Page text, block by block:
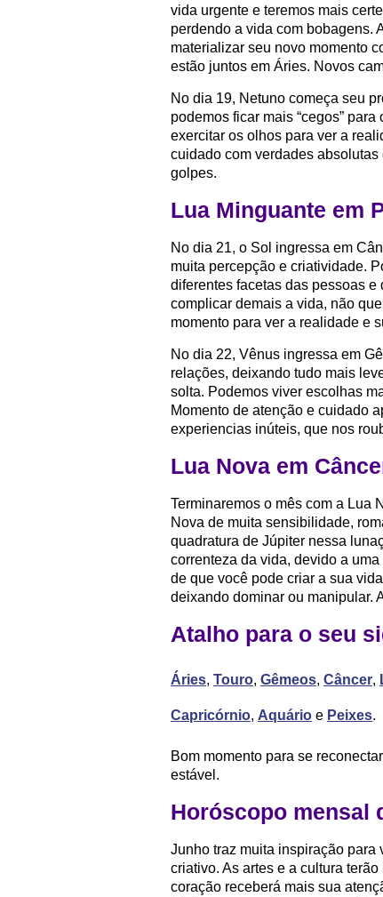
vida urgente e teremos mais
perdendo a vida com bobagens.
materializar seu novo momento
estão juntos em Áries. Novos
No dia 19, Netuno começa seu
podemos ficar mais “cegos”
exercitar os olhos para ver a
cuidado com verdades
golpes.
Lua Minguante em
No dia 21, o Sol ingressa em
muita percepção e criatividade.
diferentes facetas das pessoas
complicar demais a vida, não
momento para ver a realidade e
No dia 22, Vênus ingressa em
relações, deixando tudo mais
solta. Podemos viver escolhas
Momento de atenção e cuidado
experiencias inúteis, que nos
Lua Nova em
Terminaremos o mês com a Lua
Nova de muita sensibilidade,
quadratura de Júpiter nessa
correnteza da vida, devido a
de que você pode criar a sua
deixando dominar ou manipular.
Atalho para o seu
Áries, Touro, Gêmeos, Câncer,
Capricórnio, Aquário e Peixes.
Bom momento para se
estável.
Horóscopo mensal
Junho traz muita inspiração para
criativo. As artes e a cultura
coração receberá mais sua